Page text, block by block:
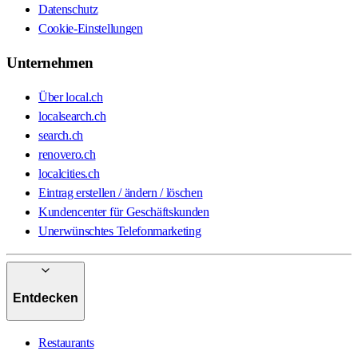
Datenschutz
Cookie-Einstellungen
Unternehmen
Über local.ch
localsearch.ch
search.ch
renovero.ch
localcities.ch
Eintrag erstellen / ändern / löschen
Kundencenter für Geschäftskunden
Unerwünschtes Telefonmarketing
Entdecken
Restaurants